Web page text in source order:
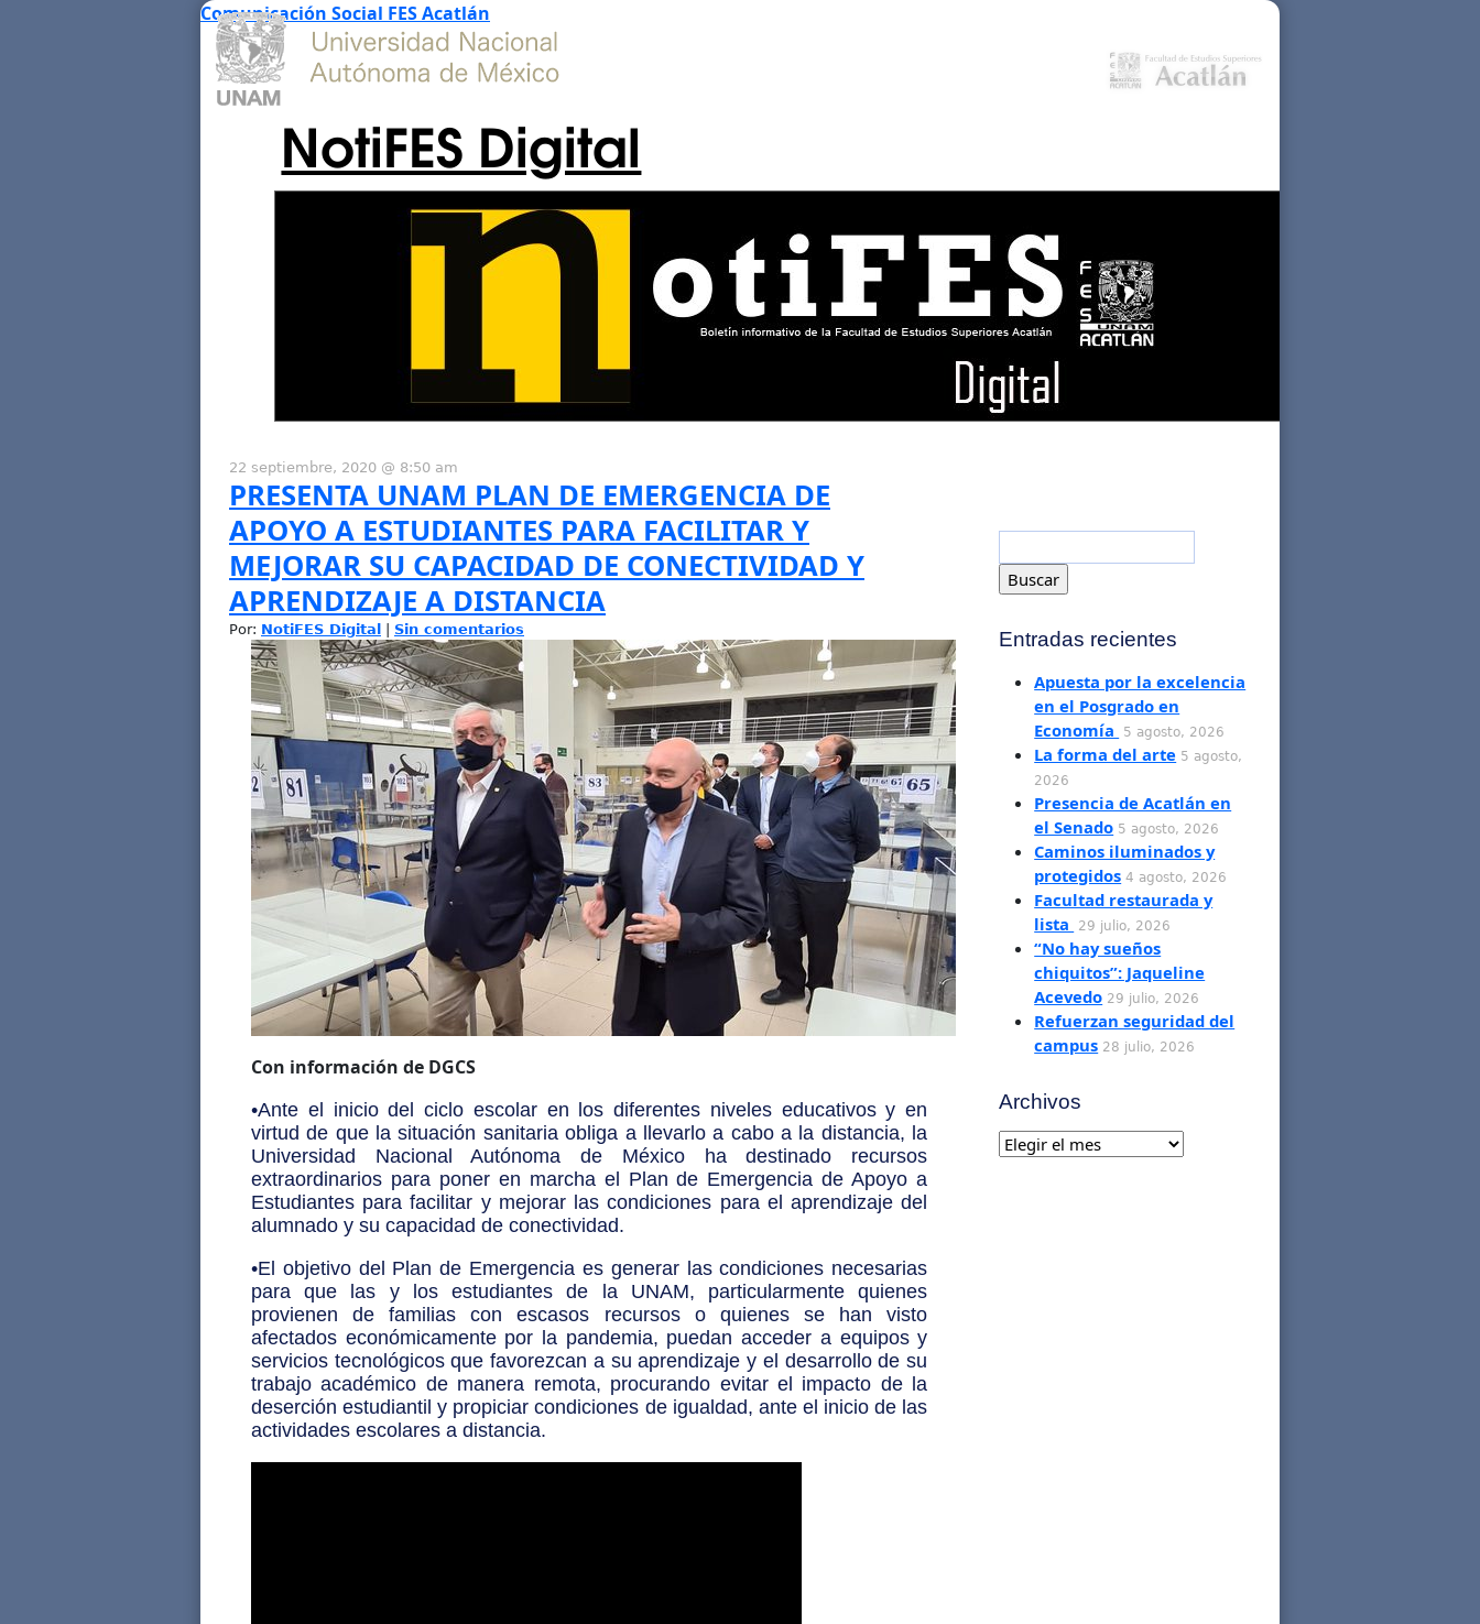
Comunicación Social FES Acatlán
NotiFES Digital
22 septiembre, 2020 @ 8:50 am
PRESENTA UNAM PLAN DE EMERGENCIA DE
APOYO A ESTUDIANTES PARA FACILITAR Y
MEJORAR SU CAPACIDAD DE CONECTIVIDAD Y
APRENDIZAJE A DISTANCIA
Por: NotiFES Digital Sin comentarios
Con información de DGCS
•Ante el inicio del ciclo escolar en los diferentes niveles educativos y en
virtud de que la situación sanitaria obliga a llevarlo a cabo a la distancia, la
Universidad Nacional Autónoma de México ha destinado recursos
extraordinarios para poner en marcha el Plan de Emergencia de Apoyo a
Estudiantes para facilitar y mejorar las condiciones para el aprendizaje del
alumnado y su capacidad de conectividad.
•El objetivo del Plan de Emergencia es generar las condiciones necesarias
para que las y los estudiantes de la UNAM, particularmente quienes
provienen de familias con escasos recursos o quienes se han visto
afectados económicamente por la pandemia, puedan acceder a equipos y
servicios tecnológicos que favorezcan a su aprendizaje y el desarrollo de su
trabajo académico de manera remota, procurando evitar el impacto de la
deserción estudiantil y propiciar condiciones de igualdad, ante el inicio de las
actividades escolares a distancia.
Entradas recientes
Apuesta por la excelencia
en el Posgrado en
Economía
5 agosto, 2026
La forma del arte 5 agosto,
2026
Presencia de Acatlán en
el Senado 5 agosto, 2026
Caminos iluminados y
protegidos 4 agosto, 2026
Facultad restaurada y
lista
29 julio, 2026
“No hay sueños
chiquitos”: Jaqueline
Acevedo 29 julio, 2026
Refuerzan seguridad del
campus 28 julio, 2026
Archivos
Archivos